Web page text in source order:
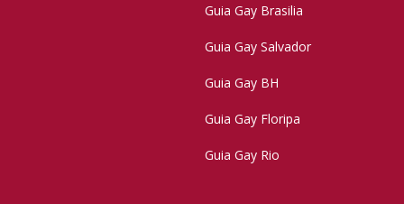
Guia Gay Brasilia
Guia Gay Salvador
Guia Gay BH
Guia Gay Floripa
Guia Gay Rio